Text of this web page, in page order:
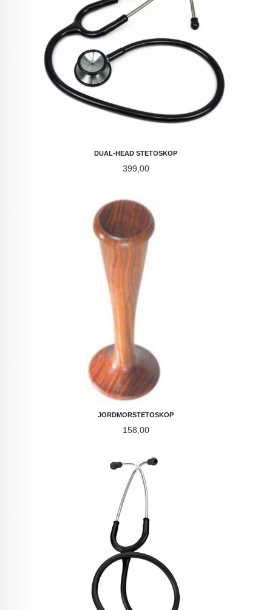
DUAL-HEAD STETOSKOP
Pris
399,00
JORDMORSTETOSKOP
Pris
158,00